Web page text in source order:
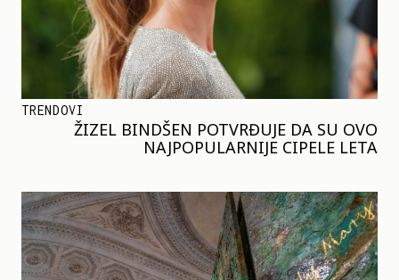
TRENDOVI
ŽIZEL BINDŠEN POTVRĐUJE DA SU OVO
NAJPOPULARNIJE CIPELE LETA